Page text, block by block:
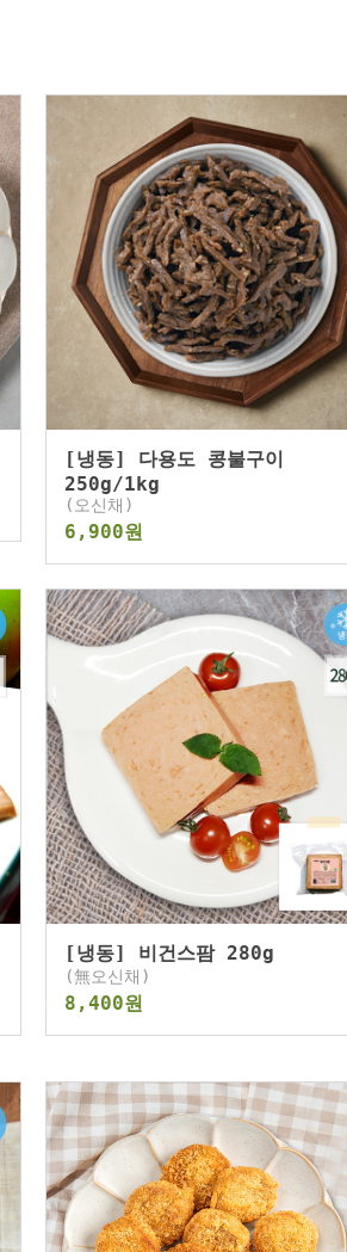
[냉동] 다용도 콩불구이
250g/1kg
(오신채)
6,900원
[냉동] 비건스팜 280g
(無오신채)
8,400원